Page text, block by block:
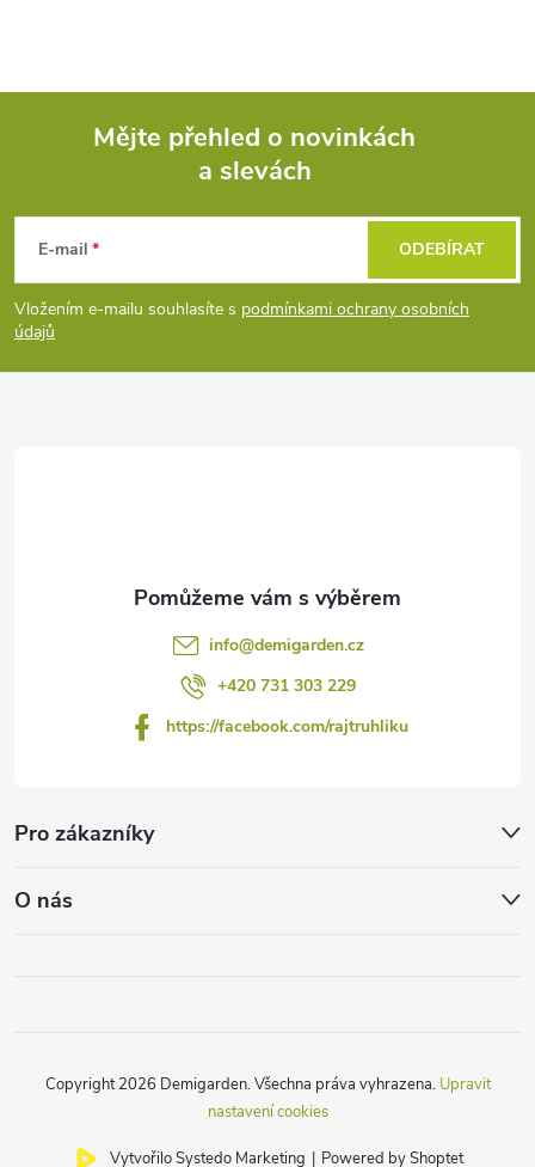
p
a
Mějte přehled o novinkách
a slevách
E-mail
Vložením e-mailu souhlasíte s podmínkami ochrany osobních
údajů
ODEBÍRAT
info@demigarden.cz
+420 731 303 229
https://facebook.com/rajtruhliku
Pro zákazníky
O nás
Vytvořilo Systedo Marketing | Powered by Shoptet
Copyright 2026 Demigarden. Všechna práva vyhrazena. Upravit
nastavení cookies